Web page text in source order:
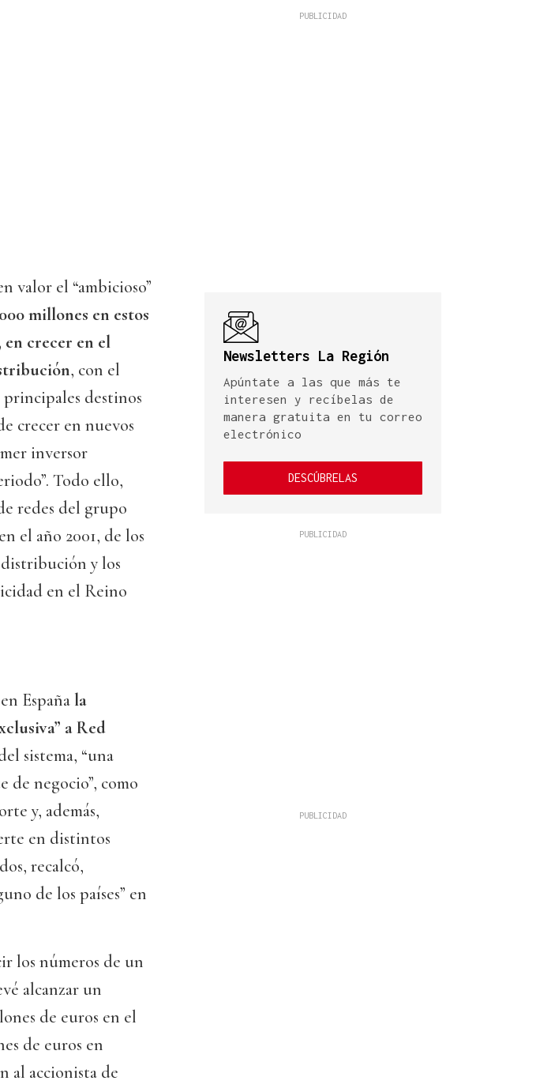
valor el “ambicioso”
millones en estos
crecer en el
, con el
destinos
crecer en nuevos
inversor
Todo ello,
redes del grupo
el año 2001, de los
y los
en el Reino
España la
a Red
sistema, “una
negocio”, como
y, además,
en distintos
recalcó,
de los países” en
los números de un
alcanzar un
de euros en el
de euros en
al accionista de
Newsletters La Región
Apúntate a las que más te
interesen y recíbelas de
manera gratuita en tu correo
electrónico
DESCÚBRELAS